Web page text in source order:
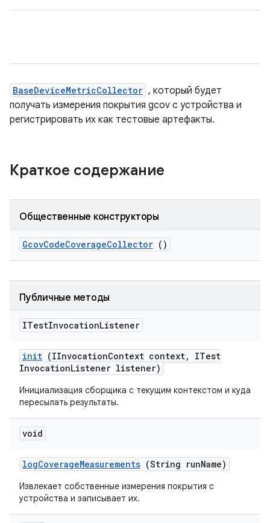
BaseDeviceMetricCollector , который будет
получать измерения покрытия gcov с устройства и
регистрировать их как тестовые артефакты.
Краткое содержание
Общественные конструкторы
GcovCodeCoverageCollector ()
Публичные методы
ITestInvocationListener
init (IInvocationContext context,
ITest
InvocationListener listener)
Инициализация сборщика с текущим контекстом и куда
пересылать результаты.
void
logCoverageMeasurements (String runName)
Извлекает собственные измерения покрытия с
устройства и записывает их.